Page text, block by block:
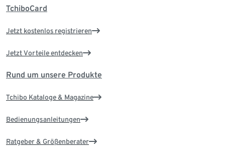
TchiboCard
Jetzt kostenlos registrieren
Jetzt Vorteile entdecken
Rund um unsere Produkte
Tchibo Kataloge & Magazine
Bedienungsanleitungen
Ratgeber & Größenberater